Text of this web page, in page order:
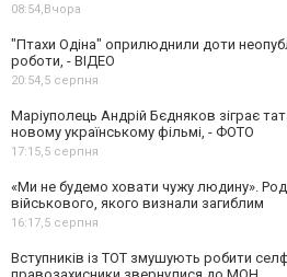
08:54, Вчора
"Птахи Одіна" оприлюднили доти
роботи, - ВІДЕО
20:54,5 серпня
Маріуполець Андрій Бєдняков зіграє
новому українському фільмі, - ФОТО
17:15,5 серпня
«Ми не будемо ховати чужу людину».
військового, якого визнали загиблим
16:17,5 серпня
Вступників із ТОТ змушують робити